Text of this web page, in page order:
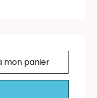
mon panier